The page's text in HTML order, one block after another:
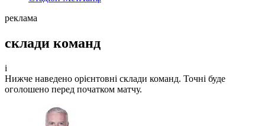
реклама
склади команд
i
Нижче наведено орієнтовні склади команд. Точні буде
оголошено перед початком матчу.